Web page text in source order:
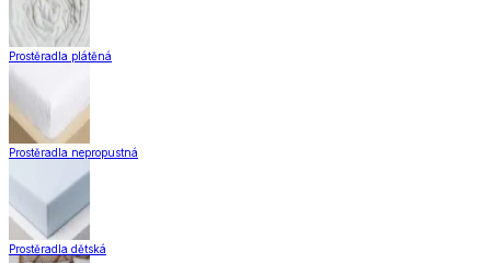
Prostěradla plátěná
Prostěradla nepropustná
Prostěradla dětská